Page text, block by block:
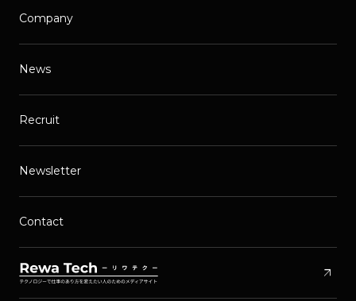
Company
News
Recruit
Newsletter
Contact
arrow_outward